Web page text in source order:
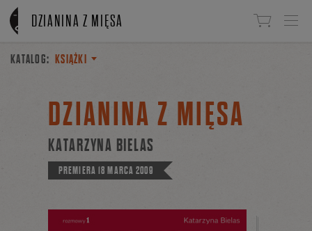
Linki do przejścia
DZIANINA Z MIĘSA
KATALOG: KSIĄŻKI
DZIANINA Z MIĘSA
KATARZYNA BIELAS
PREMIERA18 MARCA 2009